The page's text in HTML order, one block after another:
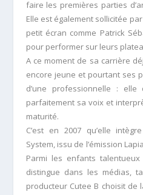
faire les premières parties
Elle est également sollicitée
petit écran comme Patrick
pour performer sur leurs
A ce moment de sa carrière
encore jeune et pourtant ses
d’une professionnelle : elle
parfaitement sa voix et
maturité.
C’est en 2007 qu’elle
System, issu de l’émission
Parmi les enfants
distingue dans les médias,
producteur Cutee B choisit